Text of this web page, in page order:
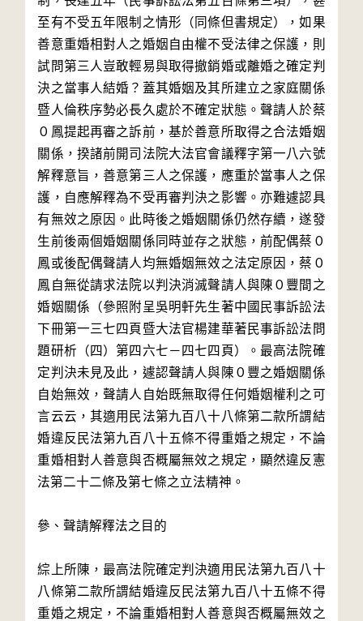
至有不受五年限制之情形（同條但書規定），如果
善意重婚相對人之婚姻自由權不受法律之保護，則
試問第三人豈敢輕易與取得撤銷婚或離婚之確定判
決之當事人結婚？蓋其婚姻及其所建立之家庭關係
暨人倫秩序勢必長久處於不確定狀態。聲請人於蔡
０鳳提起再審之訴前，基於善意所取得之合法婚姻
關係，揆諸前開司法院大法官會議釋字第一八六號
解釋意旨，善意第三人之保護，應重於當事人之保
護，自應解釋為不受再審判決之影響。亦難遽認具
有無效之原因。此時後之婚姻關係仍然存續，遂發
生前後兩個婚姻關係同時並存之狀態，前配偶蔡０
鳳或後配偶聲請人均無婚姻無效之法定原因，蔡０
鳳自無從請求法院以判決消滅聲請人與陳０豐間之
婚姻關係（參照附呈吳明軒先生著中國民事訴訟法
下冊第一三七四頁暨大法官楊建華著民事訴訟法問
題研析（四）第四六七－四七四頁）。最高法院確
定判決未見及此，遽認聲請人與陳０豐之婚姻關係
自始無效，聲請人自始既無取得任何婚姻權利之可
言云云，其適用民法第九百八十八條第二款所謂結
婚違反民法第九百八十五條不得重婚之規定，不論
重婚相對人善意與否概屬無效之規定，顯然違反憲
法第二十二條及第七條之立法精神。
參、聲請解釋法之目的
綜上所陳，最高法院確定判決適用民法第九百八十
八條第二款所謂結婚違反民法第九百八十五條不得
重婚之規定，不論重婚相對人善意與否概屬無效之